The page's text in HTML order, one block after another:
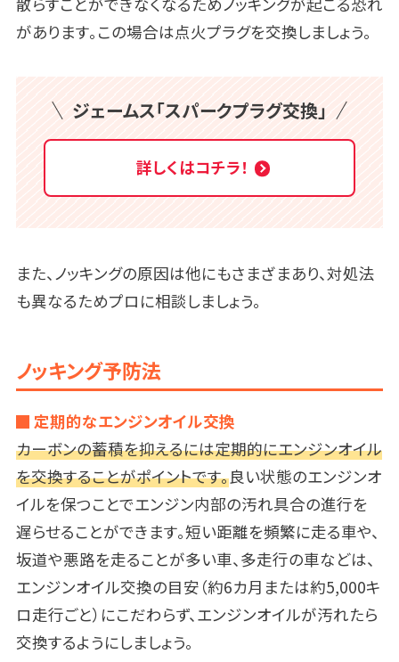
があります。この場合は点火プラグを交換しましょう。
ジェームス「スパークプラグ交換」
詳しくはコチラ！
また、ノッキングの原因は他にもさまざまあり、対処法
も異なるためプロに相談しましょう。
ノッキング予防法
定期的なエンジンオイル交換
カーボンの蓄積を抑えるには定期的にエンジンオイル
を交換することがポイントです。良い状態のエンジンオ
イルを保つことでエンジン内部の汚れ具合の進行を
遅らせることができます。短い距離を頻繁に走る車や、
坂道や悪路を走ることが多い車、多走行の車などは、
エンジンオイル交換の目安（約6カ月または約5,000キ
ロ走行ごと）にこだわらず、エンジンオイルが汚れたら
交換するようにしましょう。